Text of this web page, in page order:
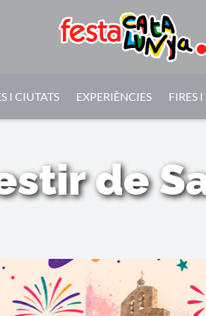
I CIUTATS EXPERIÈNCIES FIRES I
de